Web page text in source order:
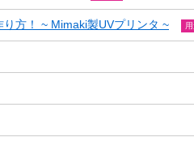
方！ ~ Mimaki製UVプリンタ ~